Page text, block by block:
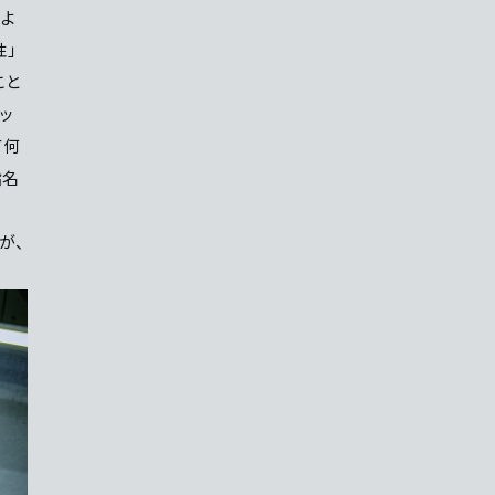
と
何
、